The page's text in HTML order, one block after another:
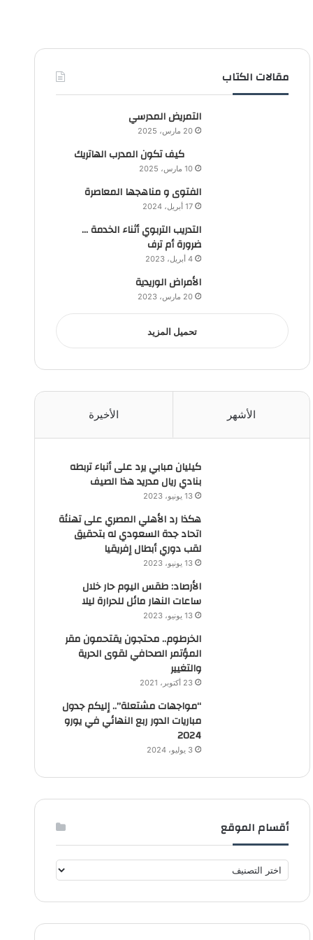
مقالات الكتاب
التمريض المدرسي
20 مارس، 2025
كيف تكون المدرب الهاتريك
10 مارس، 2025
الفتوى و مناهجها المعاصرة
17 أبريل، 2024
التدريب التربوي أثناء الخدمة …
ضرورة أم ترف
4 أبريل، 2023
الأمراض الوريدية
20 مارس، 2023
تحميل المزيد
الأشهر الأخيرة
كيليان مبابي يرد على أنباء تربطه
بنادي ريال مدريد هذا الصيف
13 يونيو، 2023
هكذا رد الأهلي المصري على تهنئة
اتحاد جدة السعودي له بتحقيق
لقب دوري أبطال إفريقيا
13 يونيو، 2023
الأرصاد: طقس اليوم حار خلال
ساعات النهار مائل للحرارة ليلا
13 يونيو، 2023
الخرطوم.. محتجون يقتحمون مقر
المؤتمر الصحافي لقوى الحرية
والتغيير
23 أكتوبر، 2021
“مواجهات مشتعلة”.. إليكم جدول
مباريات الدور ربع النهائي في يورو
2024
3 يوليو، 2024
أقسام الموقع
ق
م